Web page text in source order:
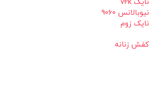
نیوبالانس 9060
نایک زوم
کفش زنانه